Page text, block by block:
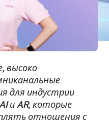
высоко
для индустрии
и AR, которые
отношения с